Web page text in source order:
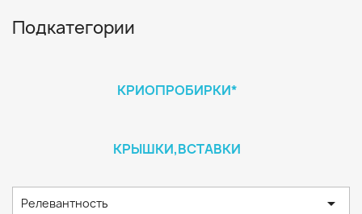
Подкатегории
КРИОПРОБИРКИ*
КРЫШКИ,ВСТАВКИ
Релевантность 